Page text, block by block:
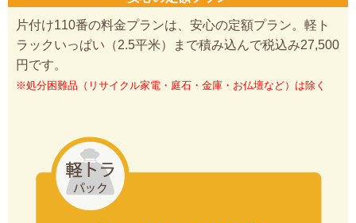
片付け110番の料金プランは、安心の定額プラン。軽ト
ラックいっぱい（2.5平米）まで積み込んで税込み27,500
円です。
※処分困難品（リサイクル家電・庭石・金庫・お仏壇など）は除く